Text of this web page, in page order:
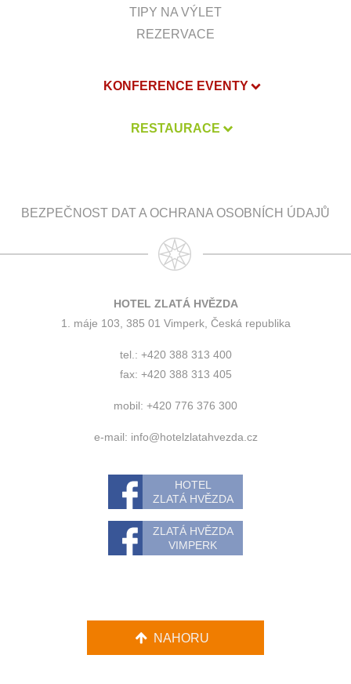
TIPY NA VÝLET
REZERVACE
KONFERENCE EVENTY
RESTAURACE
BEZPEČNOST DAT A OCHRANA OSOBNÍCH ÚDAJŮ
HOTEL ZLATÁ HVĚZDA
1. máje 103, 385 01 Vimperk, Česká republika
tel.: +420 388 313 400
fax: +420 388 313 405
mobil: +420 776 376 300
e-mail: info@hotelzlatahvezda.cz
HOTEL
ZLATÁ HVĚZDA
ZLATÁ HVĚZDA
VIMPERK
NAHORU